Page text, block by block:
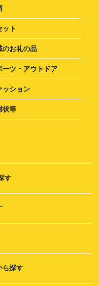
ット
のお礼の品
ーツ・アウトドア
ッション
状等
す
ら探す